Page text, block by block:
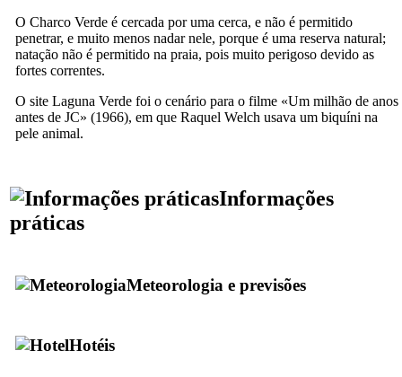
O Charco Verde é cercada por uma cerca, e não é permitido
penetrar, e muito menos nadar nele, porque é uma reserva natural;
natação não é permitido na praia, pois muito perigoso devido as
fortes correntes.
O site Laguna Verde foi o cenário para o filme «Um milhão de anos
antes de JC» (1966), em que Raquel Welch usava um biquíni na
pele animal.
Informações
práticas
Meteorologia e previsões
Hotéis